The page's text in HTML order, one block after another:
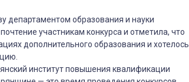
департаментом образования и науки
участникам конкурса и отметила, что
дополнительного образования и хотелось
институт повышения квалификации